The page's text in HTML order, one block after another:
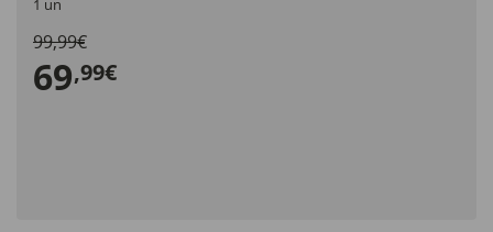
1 un
99,99€
69,99€